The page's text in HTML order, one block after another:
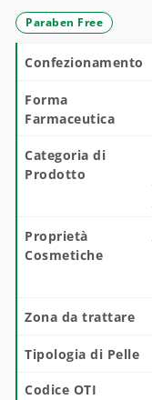
Paraben Free
Confezionamento
Forma
Farmaceutica
Categoria di
Prodotto
Proprietà
Cosmetiche
Zona da trattare
Tipologia di Pelle
Codice OTI